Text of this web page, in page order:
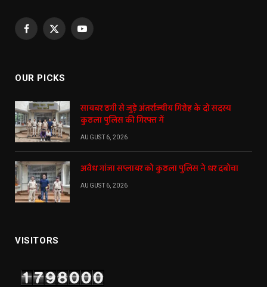
Facebook
X
YouTube
OUR PICKS
सायबर ठगी से जुड़े अंतर्राज्यीय गिरोह के दो सदस्य
कुठला पुलिस की गिरफ्त में
AUGUST 6, 2026
अवैध गांजा सप्लायर को कुठला पुलिस ने धर दबोचा
AUGUST 6, 2026
VISITORS